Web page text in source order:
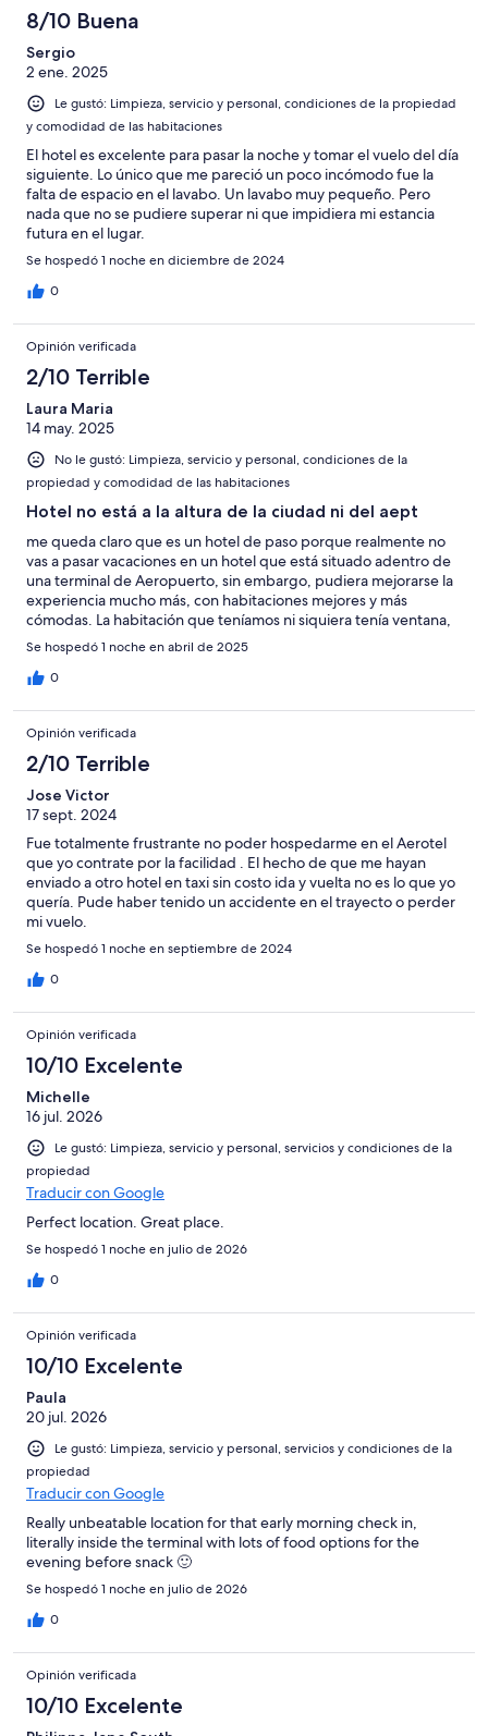
8/10 Buena
Sergio
2 ene. 2025
Le gustó: Limpieza, servicio y personal, condiciones de la propiedad
y comodidad de las habitaciones
El hotel es excelente para pasar la noche y tomar el vuelo del día
siguiente. Lo único que me pareció un poco incómodo fue la
falta de espacio en el lavabo. Un lavabo muy pequeño. Pero
nada que no se pudiere superar ni que impidiera mi estancia
futura en el lugar.
Se hospedó 1 noche en diciembre de 2024
0
Opinión verificada
2/10 Terrible
Laura Maria
14 may. 2025
No le gustó: Limpieza, servicio y personal, condiciones de la
propiedad y comodidad de las habitaciones
Hotel no está a la altura de la ciudad ni del aept
me queda claro que es un hotel de paso porque realmente no
vas a pasar vacaciones en un hotel que está situado adentro de
una terminal de Aeropuerto, sin embargo, pudiera mejorarse la
experiencia mucho más, con habitaciones mejores y más
cómodas. La habitación que teníamos ni siquiera tenía ventana,
el baño terrible muy reducido, me he quedado en otros hoteles
de otras cadenas, igual en en Aeropuerto y experiencias han
sido muy positiva, sin embargo, el hotel no está a la altura ni de
ventaja es su ubicación, está bastante caro para lo que es y
ofrece.
Se hospedó 1 noche en abril de 2025
0
Opinión verificada
2/10 Terrible
Jose Victor
17 sept. 2024
Fue totalmente frustrante no poder hospedarme en el Aerotel
que yo contrate por la facilidad . El hecho de que me hayan
enviado a otro hotel en taxi sin costo ida y vuelta no es lo que yo
quería. Pude haber tenido un accidente en el trayecto o perder
mi vuelo.
Se hospedó 1 noche en septiembre de 2024
0
Opinión verificada
10/10 Excelente
Michelle
16 jul. 2026
Le gustó: Limpieza, servicio y personal, servicios y condiciones de la
propiedad
Traducir con Google
Perfect location. Great place.
Se hospedó 1 noche en julio de 2026
0
Opinión verificada
10/10 Excelente
Paula
20 jul. 2026
Le gustó: Limpieza, servicio y personal, servicios y condiciones de la
propiedad
Traducir con Google
Really unbeatable location for that early morning check in,
literally inside the terminal with lots of food options for the
evening before snack 🙂
Se hospedó 1 noche en julio de 2026
0
Opinión verificada
10/10 Excelente